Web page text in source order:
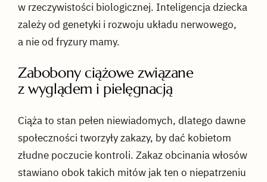
w rzeczywistości biologicznej. Inteligencja dziecka
zależy od genetyki i rozwoju układu nerwowego,
a nie od fryzury mamy.
Zabobony ciążowe związane
z wyglądem i pielęgnacją
Ciąża to stan pełen niewiadomych, dlatego dawne
społeczności tworzyły zakazy, by dać kobietom
złudne poczucie kontroli. Zakaz obcinania włosów
stawiano obok takich mitów jak ten o niepatrzeniu